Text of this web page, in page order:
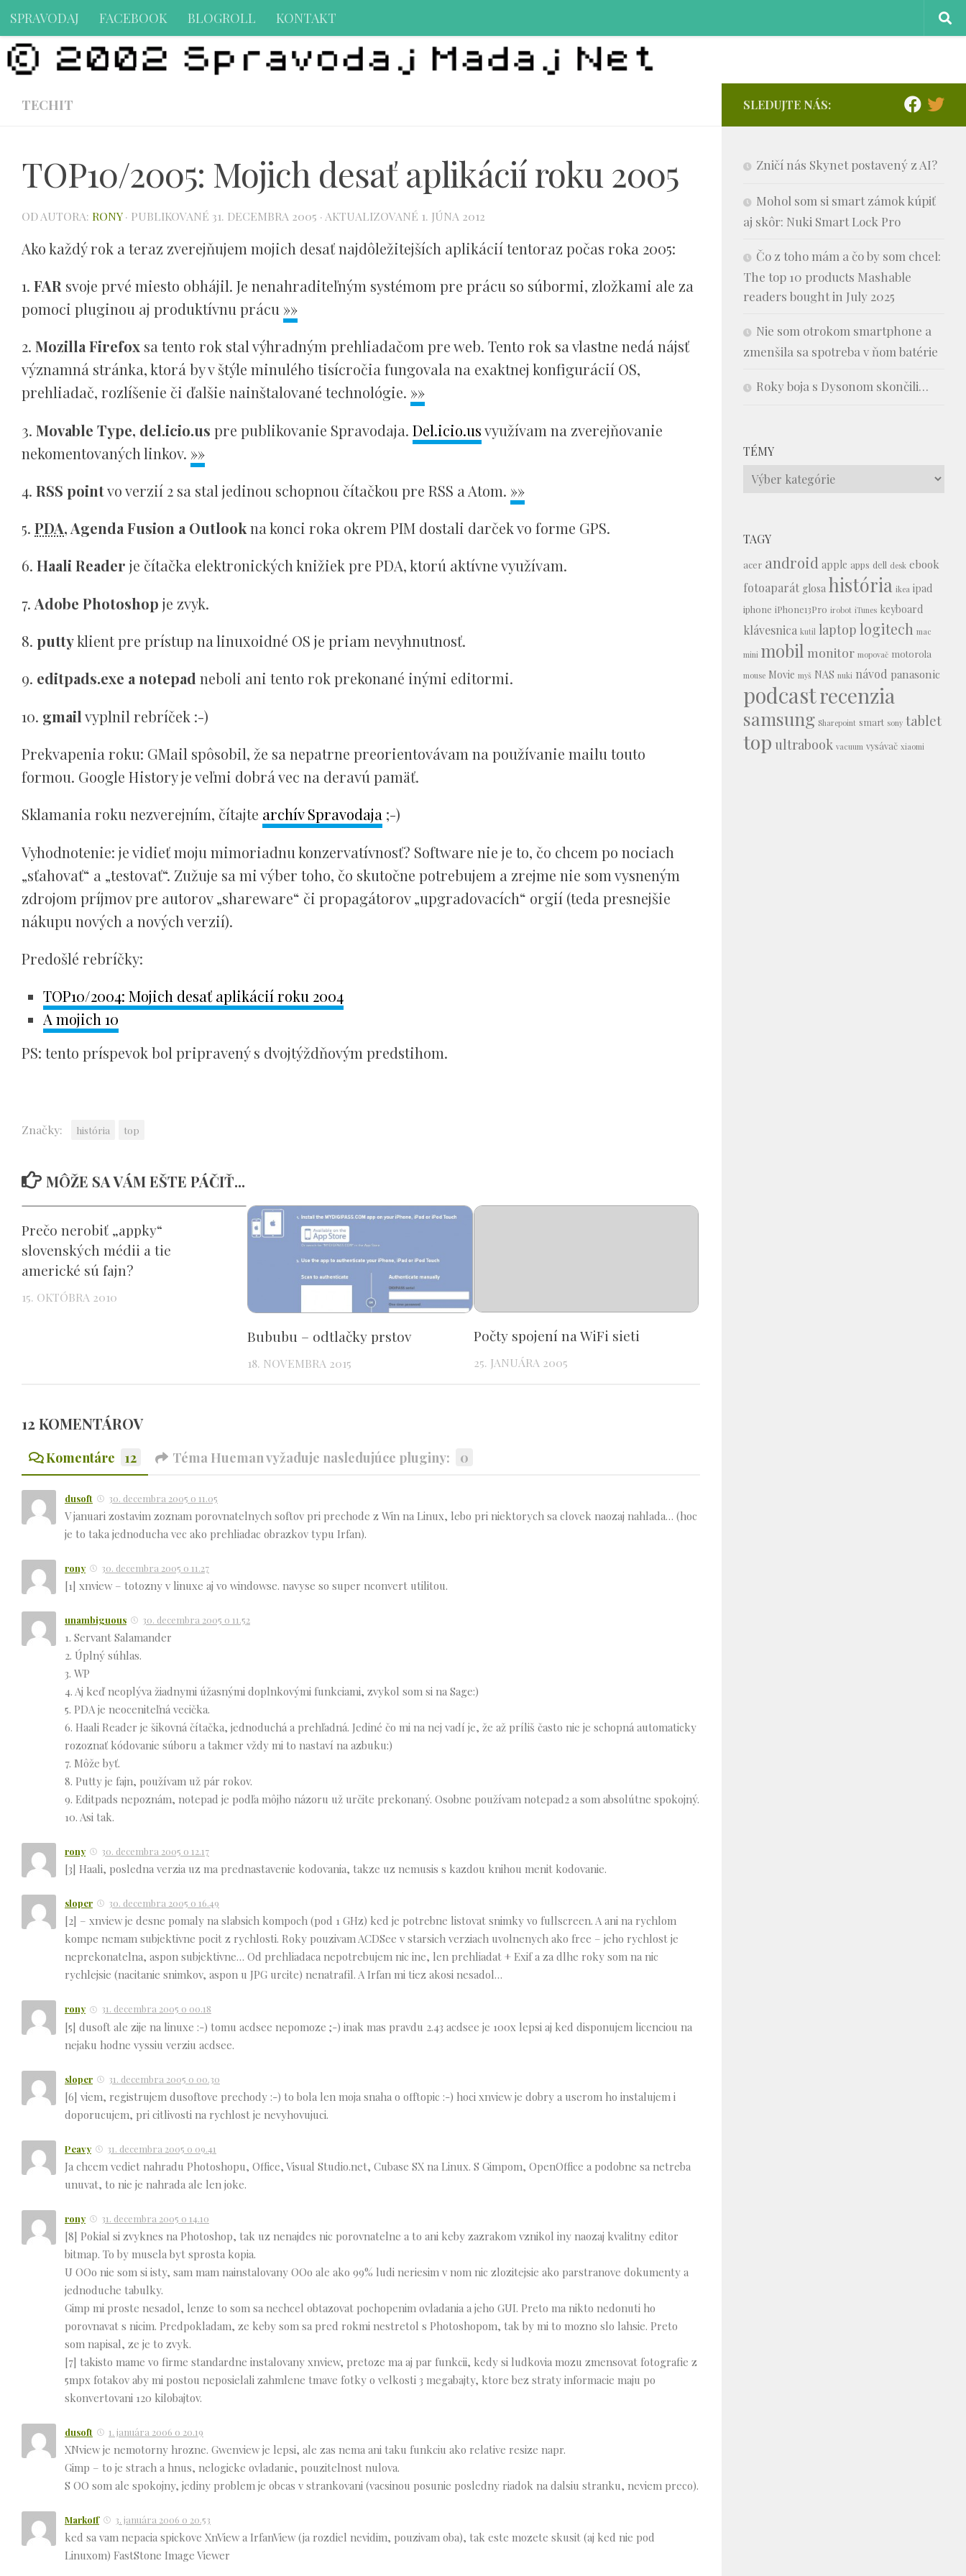
Preskočiť na obsah
SPRAVODAJ FACEBOOK BLOGROLL KONTAKT
TECHIT
TOP10/2005: Mojich desať aplikácií roku 2005
OD AUTORA: RONY · PUBLIKOVANÉ 31. DECEMBRA 2005 · AKTUALIZOVANÉ 1. JÚNA 2012
Ako každý rok a teraz zverejňujem mojich desať najdôležitejších aplikácií tentoraz počas roka 2005:
1. FAR svoje prvé miesto obhájil. Je nenahraditeľným systémom pre prácu so súbormi, zložkami ale za
pomoci pluginou aj produktívnu prácu »»
2. Mozilla Firefox sa tento rok stal výhradným prehliadačom pre web. Tento rok sa vlastne nedá nájsť
významná stránka, ktorá by v štýle minulého tisícročia fungovala na exaktnej konfigurácií OS,
prehliadač, rozlíšenie či ďalšie nainštalované technológie. »»
3. Movable Type, del.icio.us pre publikovanie Spravodaja. Del.icio.usvyužívam na zverejňovanie
nekomentovaných linkov. »»
4. RSS pointvo verzií 2 sa stal jedinou schopnou čítačkou pre RSS a Atom. »»
5. PDA, Agenda Fusion a Outlookna konci roka okrem PIM dostali darček vo forme GPS.
6. Haali Reader je čítačka elektronických knižiek pre PDA, ktorú aktívne využívam.
7. Adobe Photoshop je zvyk.
8. puttyklient pre prístup na linuxoidné OS je priam nevyhnutnosť.
9. editpads.exe a notepadneboli ani tento rok prekonané inými editormi.
10. gmail vyplnil rebríček :-)
Prekvapenia roku: GMail spôsobil, že sa nepatrne preorientovávam na používanie mailu touto
formou. Google History je veľmi dobrá vec na deravú pamäť.
Sklamania roku nezverejním, čítajte archív Spravodaja ;-)
Vyhodnotenie: je vidieť moju mimoriadnu konzervatívnosť? Software nie je to, čo chcem po nociach
„sťahovať“ a „testovať“. Zužuje sa mi výber toho, čo skutočne potrebujem a zrejme nie som vysneným
zdrojom príjmov pre autorov „shareware“ či propagátorov „upgradovacích“ orgií (teda presnejšie
nákupu nových a nových verzií).
Predošlé rebríčky:
TOP10/2004: Mojich desať aplikácií roku 2004
A mojich 10
PS: tento príspevok bol pripravený s dvojtýždňovým predstihom.
Značky: história top
MÔŽE SA VÁM EŠTE PÁČIŤ...
Prečo nerobiť „appky“
slovenských médii a tie
americké sú fajn?
15. OKTÓBRA 2010
Bububu – odtlačky prstov
18. NOVEMBRA 2015
Počty spojení na WiFi sieti
25. JANUÁRA 2005
12 KOMENTÁROV
Komentáre 12 Téma Hueman vyžaduje nasledujúce pluginy: 0
dusoft 30. decembra 2005 o 11.05
V januari zostavim zoznam porovnatelnych softov pri prechode z Win na Linux, lebo pri niektorych sa clovek naozaj nahlada… (hoc
je to taka jednoducha vec ako prehliadac obrazkov typu Irfan).
rony 30. decembra 2005 o 11.27
[1] xnview – totozny v linuxe aj vo windowse. navyse so super nconvert utilitou.
unambiguous 30. decembra 2005 o 11.52
1. Servant Salamander
2. Úplný súhlas.
3. WP
4. Aj keď neoplýva žiadnymi úžasnými doplnkovými funkciami, zvykol som si na Sage:)
5. PDA je neoceniteľná vecička.
6. Haali Reader je šikovná čítačka, jednoduchá a prehľadná. Jediné čo mi na nej vadí je, že až príliš často nie je schopná automaticky
rozoznať kódovanie súboru a takmer vždy mi to nastaví na azbuku:)
7. Môže byť.
8. Putty je fajn, používam už pár rokov.
9. Editpads nepoznám, notepad je podľa môjho názoru už určite prekonaný. Osobne používam notepad2 a som absolútne spokojný.
10. Asi tak.
rony 30. decembra 2005 o 12.17
[3] Haali, posledna verzia uz ma prednastavenie kodovania, takze uz nemusis s kazdou knihou menit kodovanie.
sloper 30. decembra 2005 o 16.49
[2] – xnview je desne pomaly na slabsich kompoch (pod 1 GHz) ked je potrebne listovat snimky vo fullscreen. A ani na rychlom
kompe nemam subjektivne pocit z rychlosti. Roky pouzivam ACDSee v starsich verziach uvolnenych ako free – jeho rychlost je
neprekonatelna, aspon subjektivne… Od prehliadaca nepotrebujem nic ine, len prehliadat + Exif a za dlhe roky som na nic
rychlejsie (nacitanie snimkov, aspon u JPG urcite) nenatrafil. A Irfan mi tiez akosi nesadol…
rony 31. decembra 2005 o 00.18
[5] dusoft ale zije na linuxe :-) tomu acdsee nepomoze ;-) inak mas pravdu 2.43 acdsee je 100x lepsi aj ked disponujem licenciou na
nejaku hodne vyssiu verziu acdsee.
sloper 31. decembra 2005 o 00.30
[6] viem, registrujem dusoftove prechody :-) to bola len moja snaha o offtopic :-) hoci xnview je dobry a userom ho instalujem i
doporucujem, pri citlivosti na rychlost je nevyhovujuci.
Peavy 31. decembra 2005 o 09.41
Ja chcem vediet nahradu Photoshopu, Office, Visual Studio.net, Cubase SX na Linux. S Gimpom, OpenOffice a podobne sa netreba
unuvat, to nie je nahrada ale len joke.
rony 31. decembra 2005 o 14.10
[8] Pokial si zvyknes na Photoshop, tak uz nenajdes nic porovnatelne a to ani keby zazrakom vznikol iny naozaj kvalitny editor
bitmap. To by musela byt sprosta kopia.
U OOo nie som si isty, sam mam nainstalovany OOo ale ako 99% ludi neriesim v nom nic zlozitejsie ako parstranove dokumenty a
jednoduche tabulky.
Gimp mi proste nesadol, lenze to som sa nechcel obtazovat pochopenim ovladania a jeho GUI. Preto ma nikto nedonuti ho
porovnavat s nicim. Predpokladam, ze keby som sa pred rokmi nestretol s Photoshopom, tak by mi to mozno slo lahsie. Preto
som napisal, ze je to zvyk.
[7] takisto mame vo firme standardne instalovany xnview, pretoze ma aj par funkcii, kedy si ludkovia mozu zmensovat fotografie z
5mpx fotakov aby mi postou neposielali zahmlene tmave fotky o velkosti 3 megabajty, ktore bez straty informacie maju po
skonvertovani 120 kilobajtov.
dusoft 1. januára 2006 o 20.19
XNview je nemotorny hrozne. Gwenview je lepsi, ale zas nema ani taku funkciu ako relative resize napr.
Gimp – to je strach a hnus, nelogicke ovladanie, pouzitelnost nulova.
S OO som ale spokojny, jediny problem je obcas v strankovani (vacsinou posunie posledny riadok na dalsiu stranku, neviem preco).
Markoff 3. januára 2006 o 20.53
ked sa vam nepacia spickove XnView a IrfanView (ja rozdiel nevidim, pouzivam oba), tak este mozete skusit (aj ked nie pod
Linuxom) FastStone Image Viewer
SLEDUJTE NÁS:
Zničí nás Skynet postavený z AI?
Mohol som si smart zámok kúpiť
aj skôr: Nuki Smart Lock Pro
Čo z toho mám a čo by som chcel:
The top 10 products Mashable
readers bought in July 2025
Nie som otrokom smartphone a
zmenšila sa spotreba v ňom batérie
Roky boja s Dysonom skončili…
TÉMY
Témy
TAGY
acer android apple apps dell desk ebook
fotoaparát glosa história ikea ipad
iphone iPhone13Pro irobot iTunes keyboard
klávesnica kutil laptop logitech mac
mini mobil monitor mopovač motorola
mouse Movie myš NAS nuki návod panasonic
podcastrecenzia
samsung Sharepoint smart sony tablet
top ultrabook vacuum vysávač xiaomi